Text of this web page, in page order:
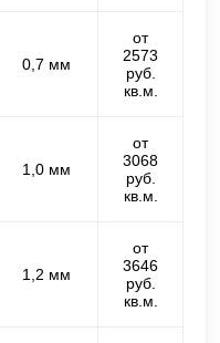
0,7 мм
от
2573
руб.
кв.м.
1,0 мм
от
3068
руб.
кв.м.
1,2 мм
от
3646
руб.
кв.м.